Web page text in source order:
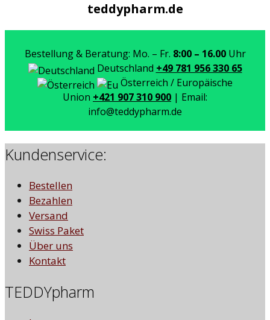
teddypharm.de
Bestellung & Beratung: Mo. – Fr. 8:00 – 16.00Uhr
Deutschland +49 781 956 330 65
Österreich / Europäische
Union +421 907 310 900 | Email:
info@teddypharm.de
Kundenservice:
Bestellen
Bezahlen
Versand
Swiss Paket
Über uns
Kontakt
TEDDYpharm